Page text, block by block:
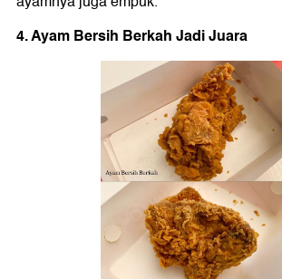
4. Ayam Bersih Berkah Jadi Juara